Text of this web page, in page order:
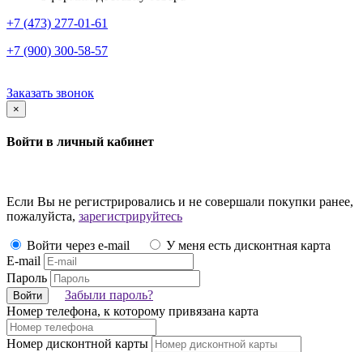
+7 (473) 277-01-61
+7 (900) 300-58-57
Заказать звонок
×
Войти в личный кабинет
Если Вы не регистрировались и не совершали покупки ранее,
пожалуйста, зарегистрируйтесь
Войти через e-mail
У меня есть дисконтная карта
E-mail
Пароль
Войти
Забыли пароль?
Номер телефона, к которому привязана карта
Номер дисконтной карты